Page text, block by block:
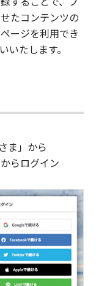
たコンテンツの
ージを利用でき
いたします。
ま」から
らログイン